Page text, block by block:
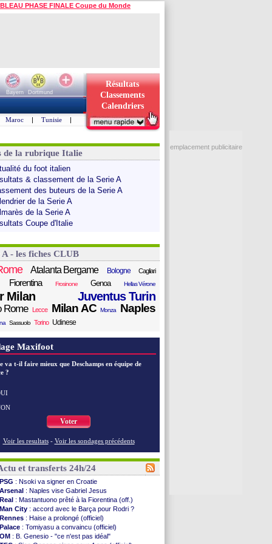
PHASE FINALE Coupe du Monde
Bayern
Dortmund
Résultats
Classements
Calendriers
Maroc | Tunisie |
de la rubrique Italie
du foot italien
& classement de la Serie A
des buteurs de la Serie A
de la Serie A
de la Serie A
Coupe d'Italie
A - les fiches CLUB
Atalanta Bergame Bologne
Cagliari
Fiorentina Frosinone Genoa Hellas Vérone
Milan Juventus Turin
Rome Lecce Milan AC Monza Naples
Sassuolo Torino Udinese
Maxifoot
va t-il faire mieux que Deschamps en équipe de
?
Voter
Voir les resultats - Voir les sondages précédents
et transferts 24h/24
PSG : Nsoki va signer en Croatie
Arsenal : Naples vise Gabriel Jesus
Real : Mastantuono prêté à la Fiorentina (off.)
Man City : accord avec le Barça pour Rodri ?
Rennes : Haise a prolongé (officiel)
Palace : Tomiyasu a convaincu (officiel)
OM : B. Genesio - "ce n'est pas idéal"
emplacement publicitaire